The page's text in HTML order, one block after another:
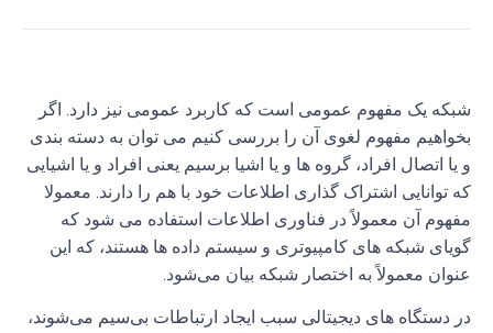
شبکهیک مفهوم عمومی است که کاربرد عمومی نیز دارد. اگر
بخواهیم مفهوم لغوی آن را بررسی کنیم می توان به دسته بندی
و یا اتصال افراد، گروه ها و یا اشیا برسیم یعنی افراد و یا اشیایی
که توانایی اشتراک گذاری اطلاعات خود با هم را دارند. معمولا
مفهوم آن معمولاً در فناوری اطلاعات استفاده می شود که
گویای شبکههای کامپیوتری و سیستم داده ها هستند، که این
عنوان معمولاً به اختصار شبکهبیان میشود.
در دستگاه های دیجیتالی سبب ایجاد ارتباطات بیسیم میشوند،